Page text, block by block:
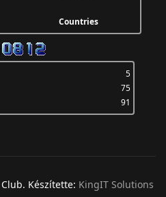
Countries
5
75
91
Készítette: KingIT Solutions